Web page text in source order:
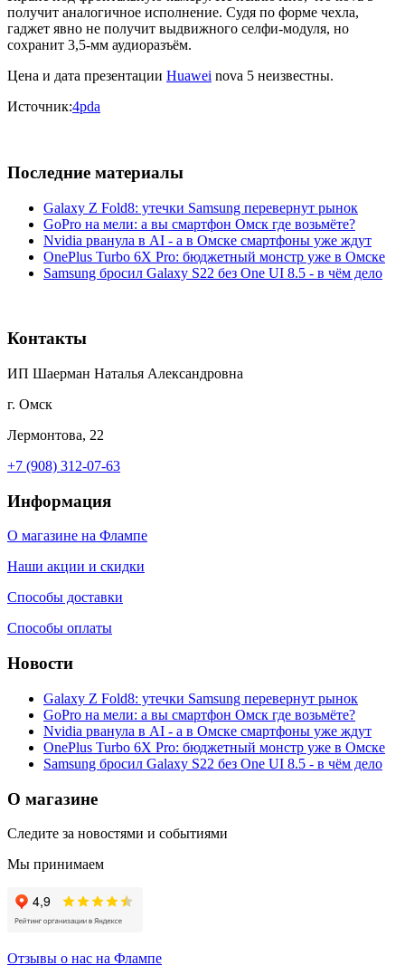
получит аналогичное исполнение. Судя по форме чехла,
гаджет явно не получит выдвижного селфи-модуля, но
сохранит 3,5-мм аудиоразъём.
Цена и дата презентации Huawei nova 5 неизвестны.
Источник:4pda
Последние материалы
Galaxy Z Fold8: утечки Samsung перевернут рынок
GoPro на мели: а вы смартфон Омск где возьмёте?
Nvidia рванула в AI - а в Омске смартфоны уже ждут
OnePlus Turbo 6X Pro: бюджетный монстр уже в Омске
Samsung бросил Galaxy S22 без One UI 8.5 - в чём дело
Контакты
ИП Шаерман Наталья Александровна
г. Омск
Лермонтова, 22
+7 (908) 312-07-63
Информация
О магазине на Флампе
Наши акции и скидки
Способы доставки
Способы оплаты
Новости
Galaxy Z Fold8: утечки Samsung перевернут рынок
GoPro на мели: а вы смартфон Омск где возьмёте?
Nvidia рванула в AI - а в Омске смартфоны уже ждут
OnePlus Turbo 6X Pro: бюджетный монстр уже в Омске
Samsung бросил Galaxy S22 без One UI 8.5 - в чём дело
О магазине
Следите за новостями и событиями
Мы принимаем
Отзывы о нас на Флампе